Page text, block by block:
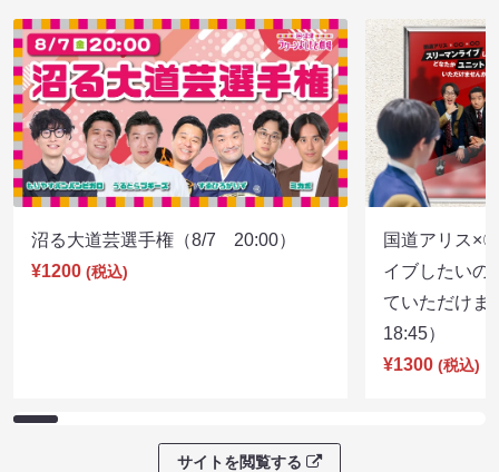
沼る大道芸選手権（8/7 20:00）
¥1200 (税込)
国道アリス×
イブしたいの
ていただけ
18:45）
¥1300 (税込)
サイトを閲覧する